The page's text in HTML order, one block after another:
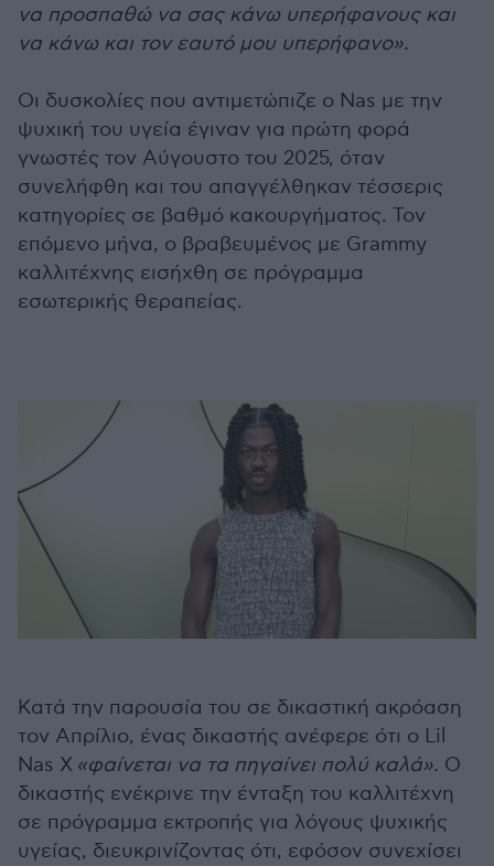
να προσπαθώ να σας κάνω υπερήφανους και
να κάνω και τον εαυτό μου υπερήφανο».
Οι δυσκολίες που αντιμετώπιζε ο Nas με την
ψυχική του υγεία έγιναν για πρώτη φορά
γνωστές τον Αύγουστο του 2025, όταν
συνελήφθη και του απαγγέλθηκαν τέσσερις
κατηγορίες σε βαθμό κακουργήματος. Τον
επόμενο μήνα, ο βραβευμένος με Grammy
καλλιτέχνης εισήχθη σε πρόγραμμα
εσωτερικής θεραπείας.
Κατά την παρουσία του σε δικαστική ακρόαση
τον Απρίλιο, ένας δικαστής ανέφερε ότι ο Lil
Nas X «φαίνεται να τα πηγαίνει πολύ καλά». Ο
δικαστής ενέκρινε την ένταξη του καλλιτέχνη
σε πρόγραμμα εκτροπής για λόγους ψυχικής
υγείας, διευκρινίζοντας ότι, εφόσον συνεχίσει